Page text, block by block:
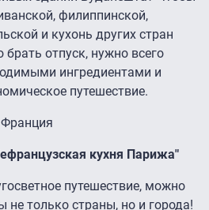
филиппинской,
и кухонь других стран
брать отпуск, нужно всего
ингредиентами и
путешествие.
Франция
кухня Парижа"
путешествие, можно
не только страны, но и города!